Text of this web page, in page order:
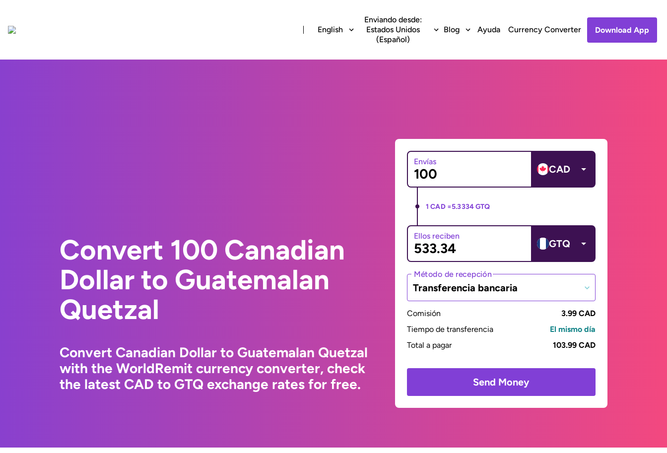
English
Enviando desde:
Estados Unidos
(Español)
Blog Ayuda Currency Converter Download App
Convert 100 Canadian
Dollar to Guatemalan
Quetzal
Convert Canadian Dollar to Guatemalan Quetzal
with the WorldRemit currency converter, check
the latest CAD to GTQ exchange rates for free.
Envías
CAD
1 CAD =5.3334 GTQ
Ellos reciben
GTQ
Método de recepción
Transferencia bancaria
Comisión
3.99 CAD
Tiempo de transferencia
El mismo día
Total a pagar
103.99 CAD
Send Money